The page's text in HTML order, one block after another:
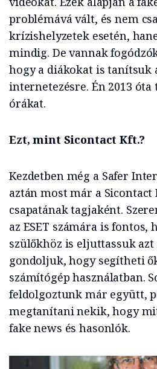
problémává vált, és nem
krízishelyzetek esetén,
mindig. De vannak
hogy a diákokat is tanítsuk
internetezésre. Én 2013
órákat.
Ezt, mint Sicontact Kft.?
Kezdetben még a Safer
aztán most már a Sicontact
csapatának tagjaként.
az ESET számára is fontos,
szülőkhöz is eljuttassuk
gondoljuk, hogy segítheti
számítógép használatban.
feldolgoztunk már együtt,
megtanítani nekik, hogy
fake news és hasonlók.